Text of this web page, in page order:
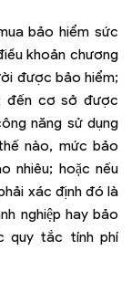
bảo hiểm sức
khoản chương
được bảo hiểm;
đến cơ sở được
năng sử dụng
nào, mức bảo
nhiêu; hoặc nếu
xác định đó là
nghiệp hay bảo
quy tắc tính phí